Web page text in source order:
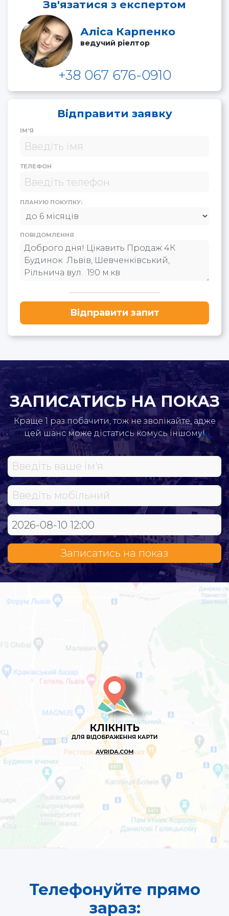
Зв'язатися з експертом
Аліса Карпенко
ведучий ріелтор
+38 067 676-0910
Відправити заявку
ІМ'Я
ТЕЛЕФОН
ПЛАНУЮ ПОКУПКУ:
ПОВІДОМЛЕННЯ
Відправити запит
ЗАПИСАТИСЬ НА ПОКАЗ
Краще 1 раз побачити, тож не зволікайте, адже
цей шанс може дістатись комусь іншому!
Записатись на показ
Телефонуйте прямо
зараз: